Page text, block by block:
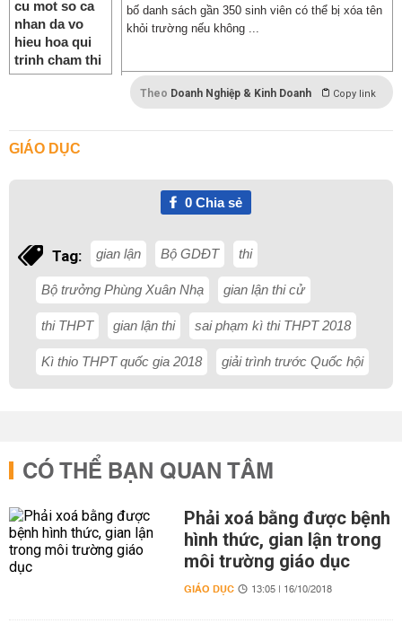
bố danh sách gần 350 sinh viên có thể bị xóa tên
khỏi trường nếu không ...
Theo Doanh Nghiệp & Kinh Doanh Copy link
GIÁO DỤC
0Chia sẻ
Tag: gian lận Bộ GDĐT thi
Bộ trưởng Phùng Xuân Nhạ gian lận thi cử
thi THPT gian lận thi sai phạm kì thi THPT 2018
Kì thio THPT quốc gia 2018 giải trình trước Quốc hội
CÓ THỂ BẠN QUAN TÂM
Phải xoá bằng được bệnh
hình thức, gian lận trong
môi trường giáo dục
GIÁO DỤC 13:05 | 16/10/2018